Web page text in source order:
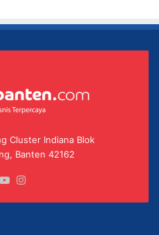
Cluster Indiana Blok
Banten 42162
Facebook
YouTube